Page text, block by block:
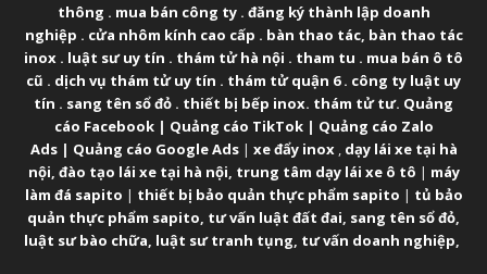
thông . mua bán công ty. đăng ký thành lập doanh
nghiệp . cửa nhôm kính cao cấp . bàn thao tác, bàn thao tác
inox . luật sư uy tín . thám tử hà nội . tham tu . mua bán ô tô
cũ . dịch vụ thám tử uy tín . thám tử quận 6. công ty luật uy
tín . sang tên sổ đỏ . thiết bị bếp inox. thám tử tư. Quảng
cáo Facebook| Quảng cáo TikTok| Quảng cáo Zalo
Ads| Quảng cáo Google Ads| xe đẩy inox, dạy lái xe tại hà
nội, đào tạo lái xe tại hà nội, trung tâm dạy lái xe ô tô | máy
làm đá sapito | thiết bị bảo quản thực phẩm sapito | tủ bảo
quản thực phẩm sapito, tư vấn luật đất đai, sang tên sổ đỏ,
luật sư bào chữa, luật sư tranh tụng, tư vấn doanh nghiệp,